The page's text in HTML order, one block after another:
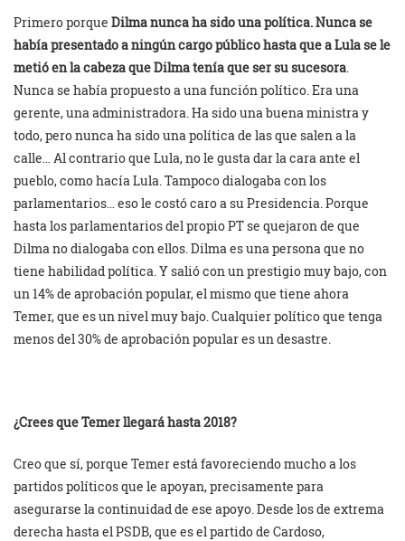
Primero porque Dilma nunca ha sido una política. Nunca se
había presentado a ningún cargo público hasta que a Lula se le
metió en la cabeza que Dilma tenía que ser su sucesora
Nunca se había propuesto a una función político. Era una
gerente, una administradora. Ha sido una buena ministra y
todo, pero nunca ha sido una política de las que salen a la
calle… Al contrario que Lula, no le gusta dar la cara ante el
pueblo, como hacía Lula. Tampoco dialogaba con los
parlamentarios… eso le costó caro a su Presidencia. Porque
hasta los parlamentarios del propio PT se quejaron de que
Dilma no dialogaba con ellos. Dilma es una persona que no
tiene habilidad política. Y salió con un prestigio muy bajo, con
un 14% de aprobación popular, el mismo que tiene ahora
Temer, que es un nivel muy bajo. Cualquier político que tenga
menos del 30% de aprobación popular es un desastre.
¿Crees que Temer llegará hasta 2018?
Creo que sí, porque Temer está favoreciendo mucho a los
partidos políticos que le apoyan, precisamente para
asegurarse la continuidad de ese apoyo. Desde los de extrema
derecha hasta el PSDB, que es el partido de Cardoso,